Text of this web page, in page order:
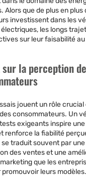
. Alors que de plus en plus
investissent dans les
les longs
sur leur faisabilité
la perception
jouent un rôle crucial
consommateurs. Un
exigeants inspire
renforce la fiabilité
se traduit souvent par une
desventeset une
que les
promouvoir leurs modèles.